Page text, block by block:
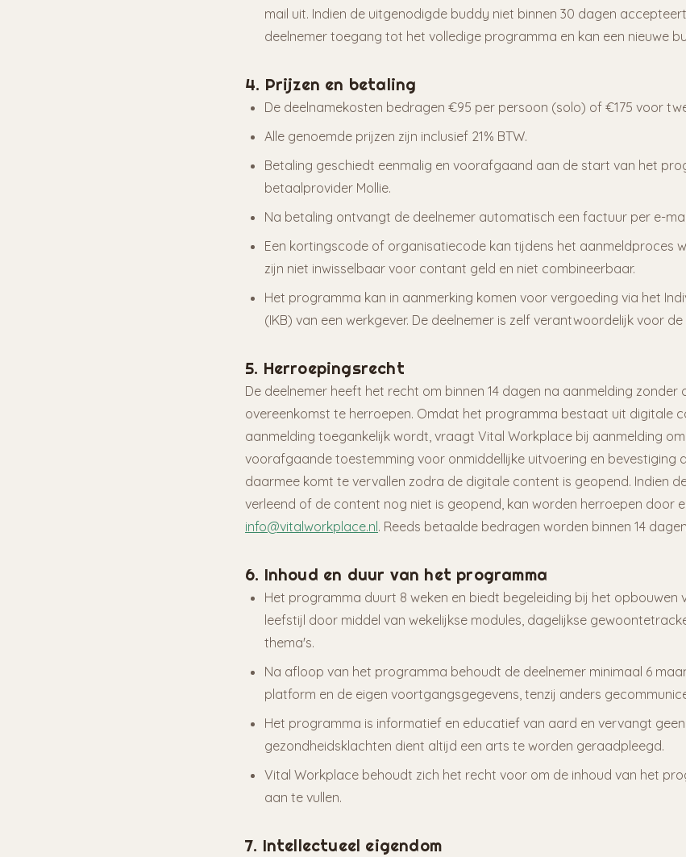
mail uit. Indien de uitgenodigde buddy niet binnen 30 dagen
deelnemer toegang tot het volledige programma en kan een nieuwe
4. Prijzen en betaling
De deelnamekosten bedragen €95 per persoon (solo) of €175 voor
Alle genoemde prijzen zijn inclusief 21% BTW.
Betaling geschiedt eenmalig en voorafgaand aan de start van het
betaalprovider Mollie.
Na betaling ontvangt de deelnemer automatisch een factuur per e-
Een kortingscode of organisatiecode kan tijdens het aanmeldproces
zijn niet inwisselbaar voor contant geld en niet combineerbaar.
Het programma kan in aanmerking komen voor vergoeding via het
(IKB) van een werkgever. De deelnemer is zelf verantwoordelijk voor
5. Herroepingsrecht
De deelnemer heeft het recht om binnen 14 dagen na aanmelding
overeenkomst te herroepen. Omdat het programma bestaat uit digitale
aanmelding toegankelijk wordt, vraagt Vital Workplace bij aanmelding
voorafgaande toestemming voor onmiddellijke uitvoering en bevestiging
daarmee komt te vervallen zodra de digitale content is geopend. Indien
verleend of de content nog niet is geopend, kan worden herroepen door
info@vitalworkplace.nl. Reeds betaalde bedragen worden binnen 14
6. Inhoud en duur van het programma
Het programma duurt 8 weken en biedt begeleiding bij het opbouwen
leefstijl door middel van wekelijkse modules, dagelijkse
thema's.
Na afloop van het programma behoudt de deelnemer minimaal 6
platform en de eigen voortgangsgegevens, tenzij anders
Het programma is informatief en educatief van aard en vervangt geen
gezondheidsklachten dient altijd een arts te worden geraadpleegd.
Vital Workplace behoudt zich het recht voor om de inhoud van het
aan te vullen.
7. Intellectueel eigendom